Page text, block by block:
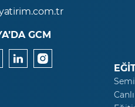
GCM